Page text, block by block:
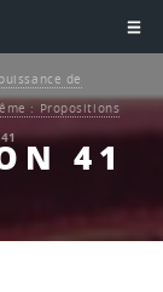
41
de
: Propositions